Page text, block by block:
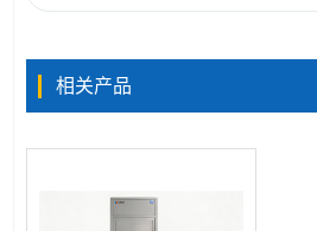
相关产品